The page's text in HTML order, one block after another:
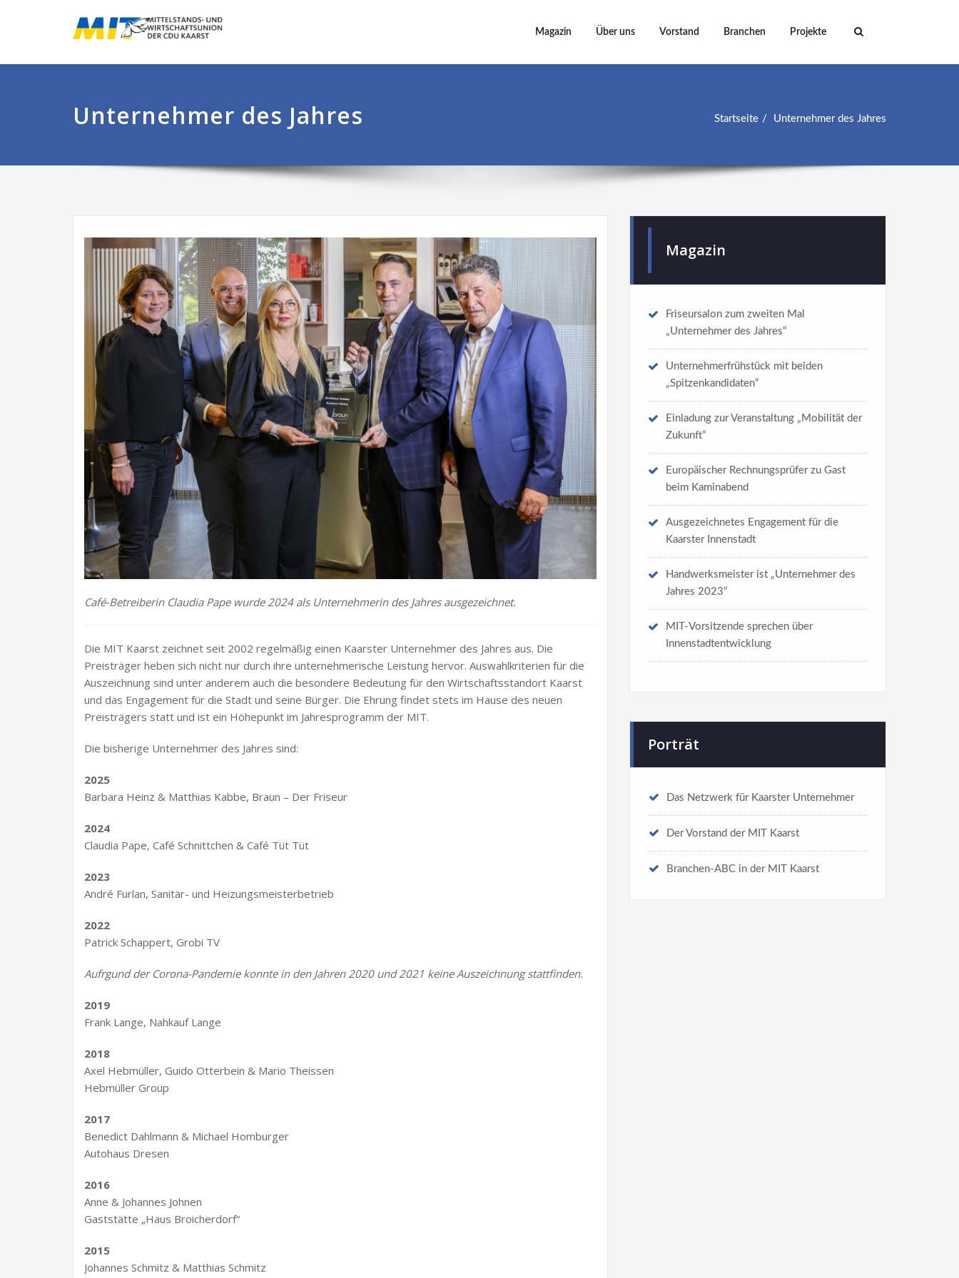
Magazin Über uns Vorstand Branchen Projekte
Unternehmer des Jahres Startseite Unternehmer des Jahres
Café-Betreiberin Claudia Pape wurde 2024 als Unternehmerin des Jahres ausgezeichnet.
Die MIT Kaarst zeichnet seit 2002 regelmäßig einen Kaarster Unternehmer des Jahres aus. Die
Preisträger heben sich nicht nur durch ihre unternehmerische Leistung hervor. Auswahlkriterien für die
Auszeichnung sind unter anderem auch die besondere Bedeutung für den Wirtschaftsstandort Kaarst
und das Engagement für die Stadt und seine Bürger. Die Ehrung findet stets im Hause des neuen
Preisträgers statt und ist ein Höhepunkt im Jahresprogramm der MIT.
Die bisherige Unternehmer des Jahres sind:
2025
Barbara Heinz & Matthias Kabbe, Braun – Der Friseur
2024
Claudia Pape, Café Schnittchen & Café Tüt Tüt
2023
André Furlan, Sanitär- und Heizungsmeisterbetrieb
2022
Patrick Schappert, Grobi TV
Aufrgund der Corona-Pandemie konnte in den Jahren 2020 und 2021 keine Auszeichnung stattfinden.
2019
Frank Lange, Nahkauf Lange
2018
Axel Hebmüller, Guido Otterbein & Mario Theissen
Hebmüller Group
2017
Benedict Dahlmann & Michael Homburger
Autohaus Dresen
2016
Anne & Johannes Johnen
Gaststätte „Haus Broicherdorf“
2015
Johannes Schmitz & Matthias Schmitz
Magazin
Friseursalon zum zweiten Mal
„Unternehmer des Jahres“
Unternehmerfrühstück mit beiden
„Spitzenkandidaten“
Einladung zur Veranstaltung „Mobilität der
Zukunft“
Europäischer Rechnungsprüfer zu Gast
beim Kaminabend
Ausgezeichnetes Engagement für die
Kaarster Innenstadt
Handwerksmeister ist „Unternehmer des
Jahres 2023“
MIT-Vorsitzende sprechen über
Innenstadtentwicklung
Porträt
Das Netzwerk für Kaarster Unternehmer
Der Vorstand der MIT Kaarst
Branchen-ABC in der MIT Kaarst